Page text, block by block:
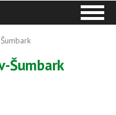
Šumbark